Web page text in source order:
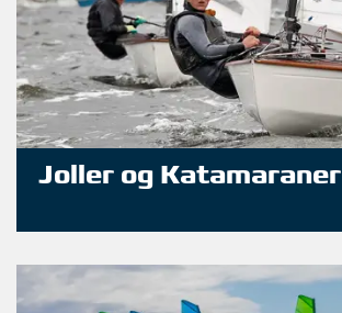
Joller og Katamaraner